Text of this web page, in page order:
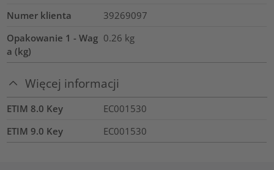
Numer klienta
39269097
Opakowanie 1 - Wag
a (kg)
0.26 kg
Więcej informacji
ETIM 8.0 Key
EC001530
ETIM 9.0 Key
EC001530